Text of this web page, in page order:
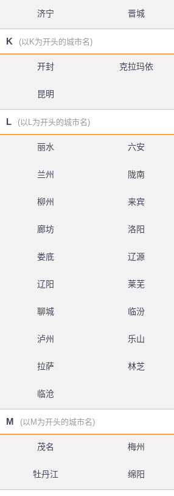
济宁 晋城
K (以K为开头的城市名)
开封 克拉玛依
昆明
L (以L为开头的城市名)
丽水 六安
兰州 陇南
柳州 来宾
廊坊 洛阳
娄底 辽源
辽阳 莱芜
聊城 临汾
泸州 乐山
拉萨 林芝
临沧
M (以M为开头的城市名)
茂名 梅州
牡丹江 绵阳